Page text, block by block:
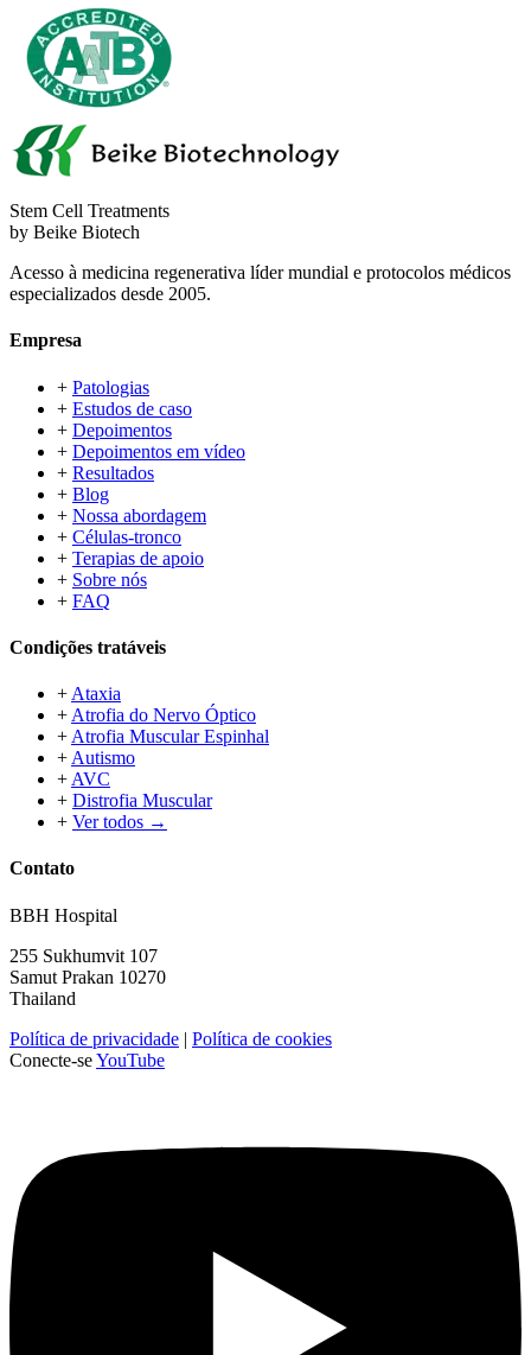
Stem Cell Treatments
by Beike Biotech
Acesso à medicina regenerativa líder mundial e protocolos médicos
especializados desde 2005.
Empresa
+ Patologias
+ Estudos de caso
+ Depoimentos
+ Depoimentos em vídeo
+ Resultados
+ Blog
+ Nossa abordagem
+ Células-tronco
+ Terapias de apoio
+ Sobre nós
+ FAQ
Condições tratáveis
+ Ataxia
+ Atrofia do Nervo Óptico
+ Atrofia Muscular Espinhal
+ Autismo
+ AVC
+ Distrofia Muscular
+ Ver todos →
Contato
BBH Hospital
255 Sukhumvit 107
Samut Prakan 10270
Thailand
Política de privacidade | Política de cookies
Conecte-seYouTube